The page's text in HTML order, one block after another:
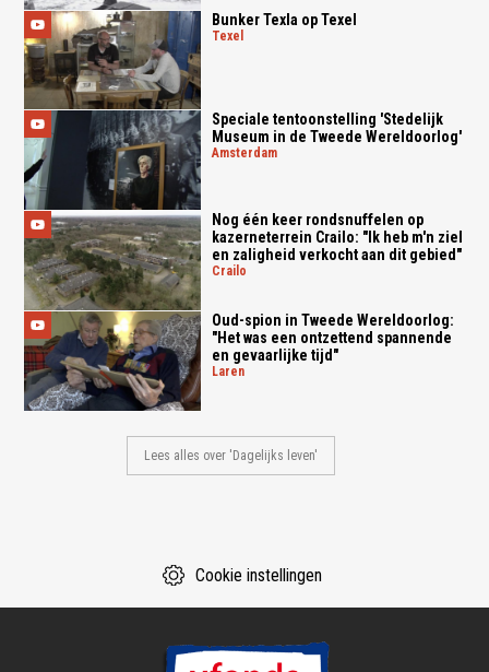
Bunker Texla op Texel
texel
Speciale tentoonstelling 'Stedelijk
Museum in de Tweede Wereldoorlog'
amsterdam
Nog één keer rondsnuffelen op
kazerneterrein Crailo: "Ik heb m'n ziel
en zaligheid verkocht aan dit gebied"
crailo
Oud-spion in Tweede Wereldoorlog:
"Het was een ontzettend spannende
en gevaarlijke tijd"
laren
Lees alles over 'Dagelijks leven'
Cookie instellingen